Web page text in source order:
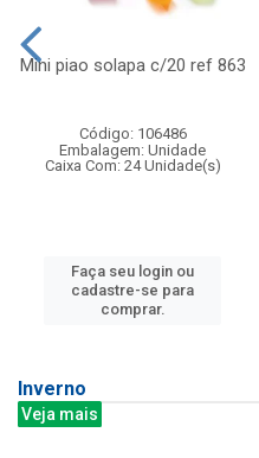
Mini piao solapa c/20 ref 863
Código: 106486
Embalagem: Unidade
Caixa Com: 24 Unidade(s)
Faça seu login ou
cadastre-se para
comprar.
Inverno
Veja mais